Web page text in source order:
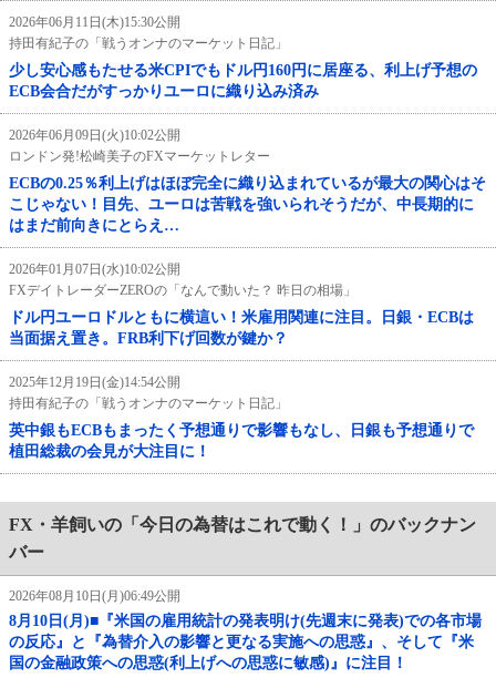
2026年06月11日(木)15:30公開
持田有紀子の「戦うオンナのマーケット日記」
少し安心感もたせる米CPIでもドル円160円に居座る、利上げ予想の
ECB会合だがすっかりユーロに織り込み済み
2026年06月09日(火)10:02公開
ロンドン発!松崎美子のFXマーケットレター
ECBの0.25％利上げはほぼ完全に織り込まれているが最大の関心はそ
こじゃない！目先、ユーロは苦戦を強いられそうだが、中長期的に
はまだ前向きにとらえ…
2026年01月07日(水)10:02公開
FXデイトレーダーZEROの「なんで動いた？ 昨日の相場」
ドル円ユーロドルともに横這い！米雇用関連に注目。日銀・ECBは
当面据え置き。FRB利下げ回数が鍵か？
2025年12月19日(金)14:54公開
持田有紀子の「戦うオンナのマーケット日記」
英中銀もECBもまったく予想通りで影響もなし、日銀も予想通りで
植田総裁の会見が大注目に！
FX・羊飼いの「今日の為替はこれで動く！」のバックナン
バー
2026年08月10日(月)06:49公開
8月10日(月)■『米国の雇用統計の発表明け(先週末に発表)での各市場
の反応』と『為替介入の影響と更なる実施への思惑』、そして『米
国の金融政策への思惑(利上げへの思惑に敏感)』に注目！